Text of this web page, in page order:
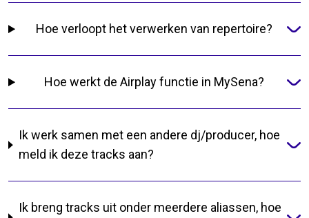
Hoe verloopt het verwerken van repertoire?
Hoe werkt de Airplay functie in MySena?
Ik werk samen met een andere dj/producer, hoe
meld ik deze tracks aan?
Ik breng tracks uit onder meerdere aliassen, hoe